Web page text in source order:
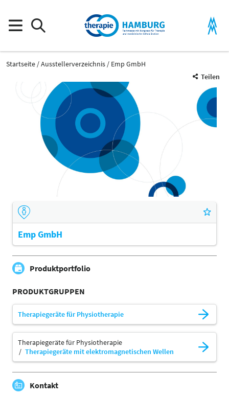
Startseite Ausstellerverzeichnis
Emp GmbH
Teilen
Emp GmbH
Produktportfolio
PRODUKTGRUPPEN
Therapiegeräte für Physiotherapie
Therapiegeräte für Physiotherapie
Therapiegeräte mit elektromagnetischen Wellen
Kontakt